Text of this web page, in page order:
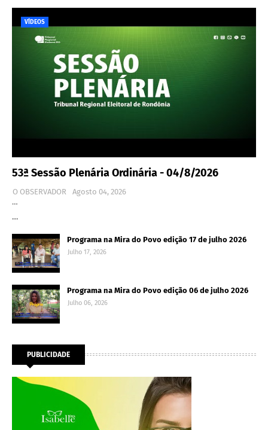
VÍDEOS
53ª Sessão Plenária Ordinária - 04/8/2026
O OBSERVADOR
Agosto 04, 2026
…
…
Programa na Mira do Povo edição 17 de julho 2026
Julho 17, 2026
Programa na Mira do Povo edição 06 de julho 2026
Julho 06, 2026
PUBLICIDADE